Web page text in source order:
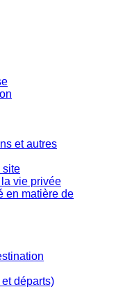
et autres
site
vie privée
en matière de
départs)